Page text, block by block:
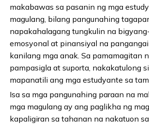
makabawas sa pasanin ng mga
magulang, bilang pangunahing
napakahalagang tungkulin na
emosyonal at pinansiyal na
kanilang mga anak. Sa pamamagitan
pampasigla at suporta, nakakatulong
mapanatili ang mga estudyante sa
Isa sa mga pangunahing paraan na
mga magulang ay ang paglikha ng
kapaligiran sa tahanan na nakatuon sa